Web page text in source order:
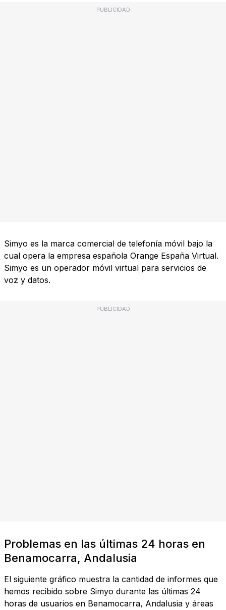
PUBLICIDAD
Simyo es la marca comercial de telefonía móvil bajo la
cual opera la empresa española Orange España Virtual.
Simyo es un operador móvil virtual para servicios de
voz y datos.
PUBLICIDAD
Problemas en las últimas 24 horas en
Benamocarra, Andalusia
El siguiente gráfico muestra la cantidad de informes que
hemos recibido sobre Simyo durante las últimas 24
horas de usuarios en Benamocarra, Andalusia y áreas